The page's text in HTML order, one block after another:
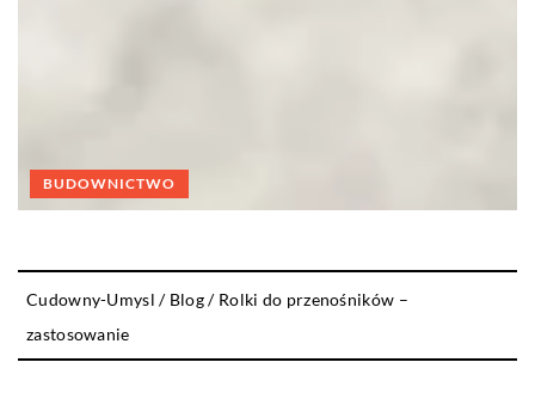
BUDOWNICTWO
Cudowny-Umysl / Blog/ Rolki do przenośników –
zastosowanie